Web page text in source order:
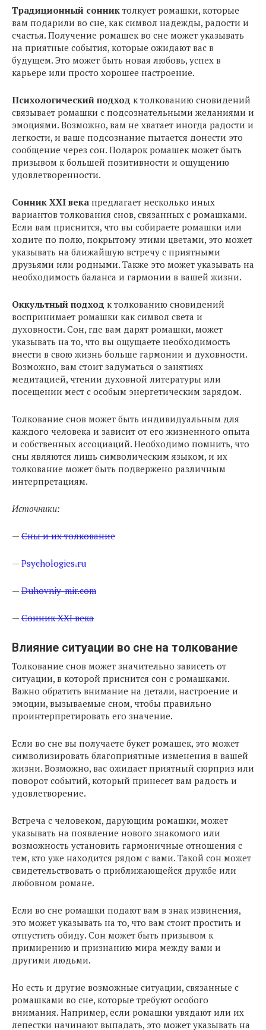
Традиционный сонник толкует ромашки, которые
вам подарили во сне, как символ надежды, радости и
счастья. Получение ромашек во сне может указывать
на приятные события, которые ожидают вас в
будущем. Это может быть новая любовь, успех в
карьере или просто хорошее настроение.
Психологический подход к толкованию сновидений
связывает ромашки с подсознательными желаниями и
эмоциями. Возможно, вам не хватает иногда радости и
легкости, и ваше подсознание пытается донести это
сообщение через сон. Подарок ромашек может быть
призывом к большей позитивности и ощущению
удовлетворенности.
Сонник XXI века предлагает несколько иных
вариантов толкования снов, связанных с ромашками.
Если вам приснится, что вы собираете ромашки или
ходите по полю, покрытому этими цветами, это может
указывать на ближайшую встречу с приятными
друзьями или родными. Также это может указывать на
необходимость баланса и гармонии в вашей жизни.
Оккультный подход к толкованию сновидений
воспринимает ромашки как символ света и
духовности. Сон, где вам дарят ромашки, может
указывать на то, что вы ощущаете необходимость
внести в свою жизнь больше гармонии и духовности.
Возможно, вам стоит задуматься о занятиях
медитацией, чтении духовной литературы или
посещении мест с особым энергетическим зарядом.
Толкование снов может быть индивидуальным для
каждого человека и зависит от его жизненного опыта
и собственных ассоциаций. Необходимо помнить, что
сны являются лишь символическим языком, и их
толкование может быть подвержено различным
интерпретациям.
Источники:
—Сны и их толкование
—Psychologies.ru
—Duhovniy-mir.com
—Сонник XXI века
Влияние ситуации во сне на толкование
Толкование снов может значительно зависеть от
ситуации, в которой приснится сон с ромашками.
Важно обратить внимание на детали, настроение и
эмоции, вызываемые сном, чтобы правильно
проинтерпретировать его значение.
Если во сне вы получаете букет ромашек, это может
символизировать благоприятные изменения в вашей
жизни. Возможно, вас ожидает приятный сюрприз или
поворот событий, который принесет вам радость и
удовлетворение.
Встреча с человеком, дарующим ромашки, может
указывать на появление нового знакомого или
возможность установить гармоничные отношения с
тем, кто уже находится рядом с вами. Такой сон может
свидетельствовать о приближающейся дружбе или
любовном романе.
Если во сне ромашки подают вам в знак извинения,
это может указывать на то, что вам стоит простить и
отпустить обиду. Сон может быть призывом к
примирению и признанию мира между вами и
другими людьми.
Но есть и другие возможные ситуации, связанные с
ромашками во сне, которые требуют особого
внимания. Например, если ромашки увядают или их
лепестки начинают выпадать, это может указывать на